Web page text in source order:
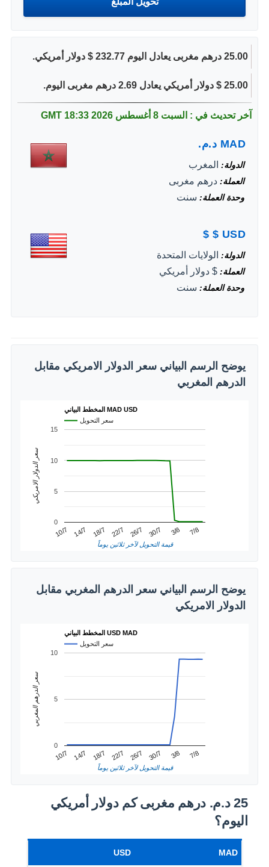
25.00 درهم مغربى يعادل اليوم 232.77 $ دولار أمريكي.
25.00 $ دولار أمريكي يعادل 2.69 درهم مغربى اليوم.
آخر تحديث في : السبت 8 أغسطس 2026 18:33 GMT
MAD د.م.
الدولة المغرب
العملة درهم مغربى
وحدة العملة سنت
USD
$
$
الدولة الولايات المتحدة
العملة $ دولار أمريكي
وحدة العملة سنت
يوضح الرسم البياني سعر الدولار الامريكي مقابل
الدرهم المغربي
المخطط البياني MAD USD
سعر التحويل
10/7 14/7 18/7 22/7 26/7 30/7 3/8 7/8
0
5
10
15
قيمة التحويل لآخر ثلاثين يوماً
سعر الدولار الامريكي
يوضح الرسم البياني سعر الدرهم المغربي مقابل
الدولار الامريكي
المخطط البياني USD MAD
سعر التحويل
10/7 14/7 18/7 22/7 26/7 30/7 3/8 7/8
0
5
10
قيمة التحويل لآخر ثلاثين يوماً
سعر الدرهم المغربي
25 د.م.‏ درهم مغربى كم دولار أمريكي
اليوم؟
MAD
USD